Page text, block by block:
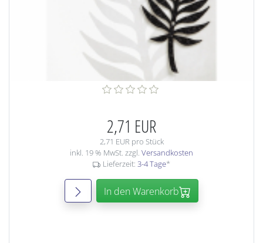
2,71 EUR
2,71 EUR pro Stück
inkl. 19 % MwSt. zzgl. Versandkosten
Lieferzeit: 3-4 Tage*
In den Warenkorb